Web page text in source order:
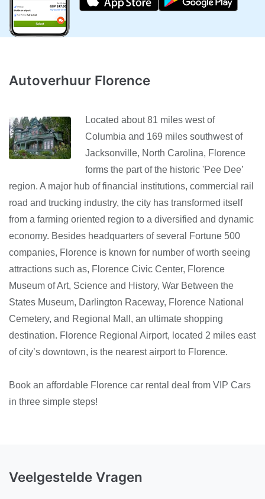
Autoverhuur Florence
Located about 81 miles west of
Columbia and 169 miles southwest of
Jacksonville, North Carolina, Florence
forms the part of the historic 'Pee Dee’
region. A major hub of financial institutions, commercial rail
road and trucking industry, the city has transformed itself
from a farming oriented region to a diversified and dynamic
economy. Besides headquarters of several Fortune 500
companies, Florence is known for number of worth seeing
attractions such as, Florence Civic Center, Florence
Museum of Art, Science and History, War Between the
States Museum, Darlington Raceway, Florence National
Cemetery, and Regional Mall, an ultimate shopping
destination. Florence Regional Airport, located 2 miles east
of city’s downtown, is the nearest airport to Florence.
Book an affordable Florence car rental deal from VIP Cars
in three simple steps!
Veelgestelde Vragen